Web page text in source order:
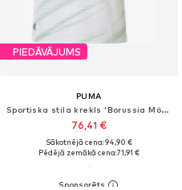
PIEDĀVĀJUMS
PUMA
Sportiska stila krekls 'Borussia Mönchengladbach 2026/27'
76,41 €
Sākotnējā cena: 94,90 €
Pēdējā zemākā cena:71,91 €